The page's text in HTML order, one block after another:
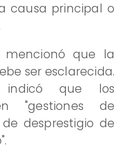
causa principal o
mencionó que la
ser esclarecida.
indicó que los
"gestiones de
desprestigio de